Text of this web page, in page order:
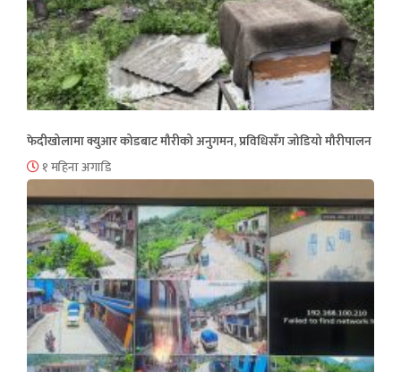
फेदीखोलामा क्युआर कोडबाट मौरीको अनुगमन, प्रविधिसँग जोडियो मौरीपालन
१ महिना अगाडि